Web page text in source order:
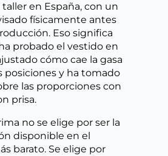
en España, con un
físicamente antes
Eso significa
probado el vestido en
cómo cae la gasa
posiciones y ha tomado
las proporciones con
prisa.
no se elige por ser la
disponible en el
barato. Se elige por